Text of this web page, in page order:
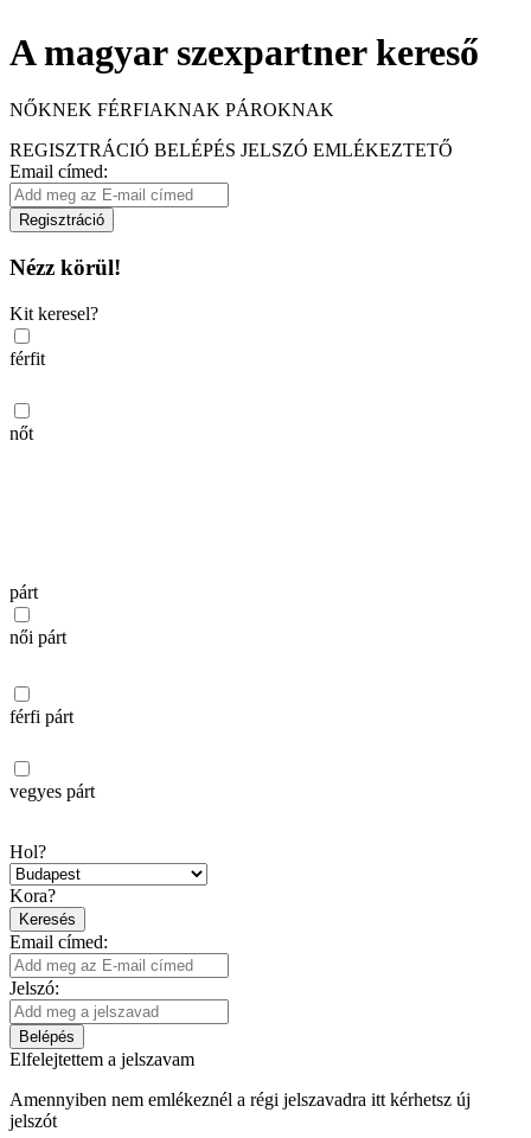
A magyar szexpartner kereső
NŐKNEK FÉRFIAKNAK PÁROKNAK
REGISZTRÁCIÓ BELÉPÉS JELSZÓ EMLÉKEZTETŐ
Email címed:
Regisztráció
Nézz körül!
Kit keresel?
férfit
nőt
párt
női párt
férfi párt
vegyes párt
Hol?
Kora?
Keresés
Email címed:
Jelszó:
Belépés
Elfelejtettem a jelszavam
Amennyiben nem emlékeznél a régi jelszavadra itt kérhetsz új
jelszót